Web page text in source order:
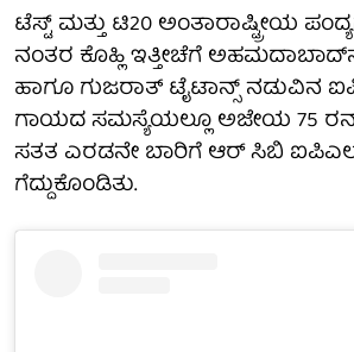
ಟೆಸ್ಟ್ ಮತ್ತು ಟಿ20 ಅಂತಾರಾಷ್ಟ್ರೀಯ
ನಂತರ ಕೊಹ್ಲಿ ಇತ್ತೀಚೆಗೆ
ಹಾಗೂ ಗುಜರಾತ್ ಟೈಟಾನ್ಸ್ ನಡುವಿನ
ಗಾಯದ ಸಮಸ್ಯೆಯಲ್ಲೂ ಅಜೇಯ 75
ಸತತ ಎರಡನೇ ಬಾರಿಗೆ ಆರ್ ಸಿಬಿ ಐಪಿಎಲ್
ಗೆದ್ದುಕೊಂಡಿತು.